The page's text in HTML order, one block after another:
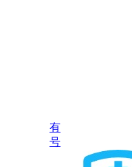
有
号